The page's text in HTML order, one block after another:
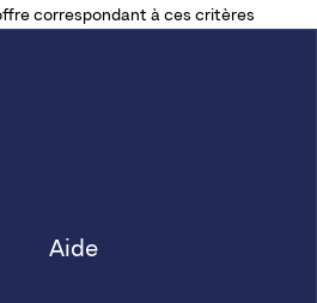
correspondant à ces critères
Aide